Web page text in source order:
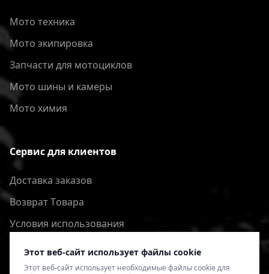
Этот веб-сайт использует файлы cookie
Этот веб-сайт использует необходимые файлы cookie для
Мото техника
Мото экипировка
Запчасти для мотоциклов
Мото шины и камеры
Мото химия
Сервис для клиентов
Доставка заказов
Bозврат Tовара
Условия использования
Политика конфиденциальности